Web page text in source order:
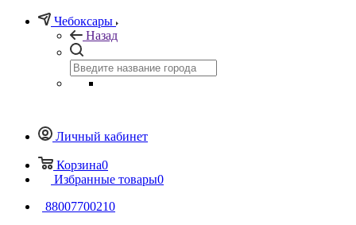
Чебоксары
Назад
Личный кабинет
Корзина0
Избранные товары0
88007700210